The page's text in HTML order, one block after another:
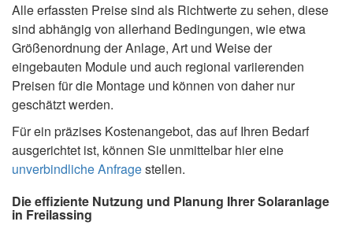
Alle erfassten Preise sind als Richtwerte zu sehen, diese
sind abhängig von allerhand Bedingungen, wie etwa
Größenordnung der Anlage, Art und Weise der
eingebauten Module und auch regional variierenden
Preisen für die Montage und können von daher nur
geschätzt werden.
Für ein präzises Kostenangebot, das auf Ihren Bedarf
ausgerichtet ist, können Sie unmittelbar hier eine
unverbindliche Anfragestellen.
Die effiziente Nutzung und Planung Ihrer Solaranlage
in Freilassing